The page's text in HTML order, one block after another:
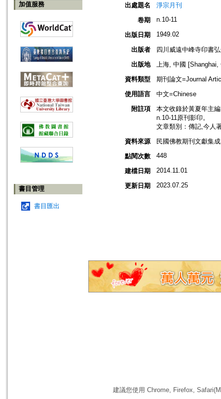
加值服務
書目管理
書目匯出
出處題名
淨宗月刊
卷期
n.10-11
出版日期 1949.02
出版者
四川威遠中峰寺印書
出版地
上海, 中國 [Shanghai,
資料類型
期刊論文=Journal
使用語言
中文=Chinese
附註項
本文收錄於黃夏年主
n.10-11原刊影印。
文章類別：傳記,今人
資料來源
民國佛教期刊文獻集
點閱次數
448
建檔日期 2014.11.01
更新日期 2023.07.25
建議您使用 Chrome, Firefox,